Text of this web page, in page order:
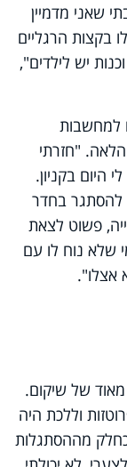
שאני מדמיין
בקצות הרגליים
יש לילדים",
למחשבות
"חזרתי
היום בקניון.
להסתגר בחדר
פשוט לצאת
שלא נוח לו עם
אצלו".
מאוד של שיקום.
וללכת היה
מההסתגלות